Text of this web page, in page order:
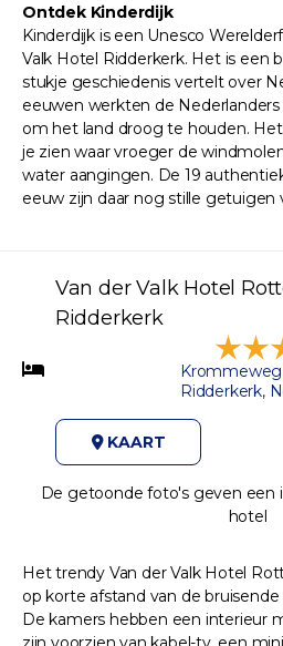
Ontdek Kinderdijk
Kinderdijk is een Unesco
Valk Hotel Ridderkerk. Het is een
stukje geschiedenis vertelt over
eeuwen werkten de
om het land droog te houden.
je zien waar vroeger de
water aangingen. De 19
eeuw zijn daar nog stille getuigen
Van der Valk Hotel
Ridderkerk
Krommeweg
Ridderkerk,
KAART
De getoonde foto's geven een
hotel
Het trendy Van der Valk Hotel
op korte afstand van de
De kamers hebben een interieur